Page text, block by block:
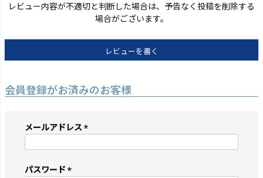
レビュー内容が不適切と判断した場合は、予告なく投稿を削除する
場合がございます。
レビューを書く
会員登録がお済みのお客様
メールアドレス
須)
パスワード